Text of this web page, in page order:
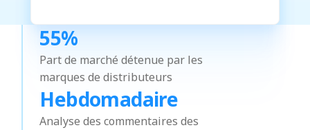
55%
Part de marché détenue par les
marques de distributeurs
Hebdomadaire
Analyse des commentaires des